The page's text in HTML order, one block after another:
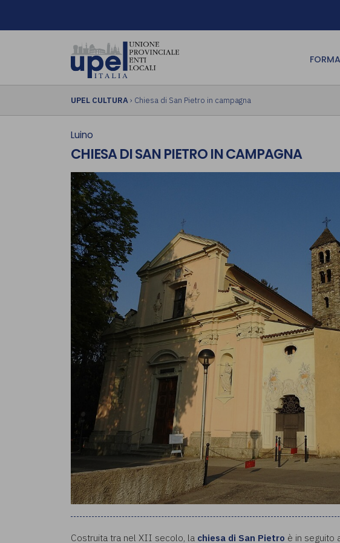
UPEL CULTURA› Chiesa di San Pietro in campagna
Luino
CHIESA DI SAN PIETRO IN CAMPAGNA
Costruita tra nel XII secolo, la chiesa di San Pietro è in seguito